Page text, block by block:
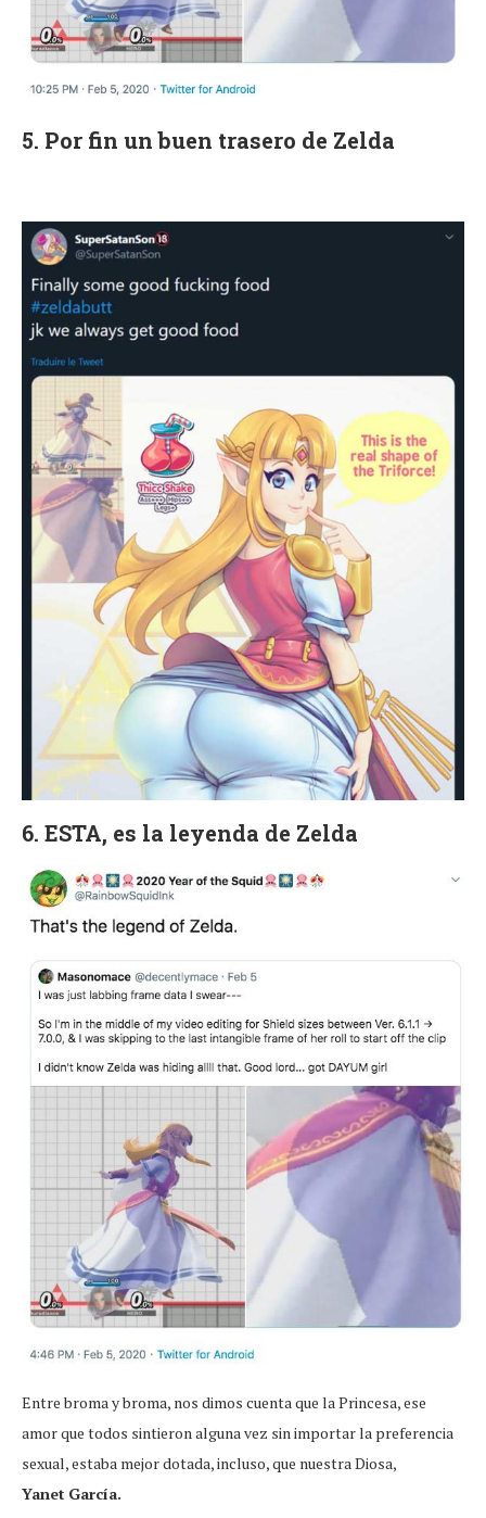
5. Por fin un buen trasero de Zelda
6. ESTA, es la leyenda de Zelda
Entre broma y broma, nos dimos cuenta que la Princesa, ese
amor que todos sintieron alguna vez sin importar la preferencia
sexual, estaba mejor dotada, incluso, que nuestra Diosa,
Yanet García.